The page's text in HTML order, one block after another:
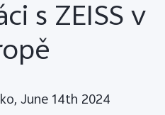
s ZEISS v
June 14th 2024